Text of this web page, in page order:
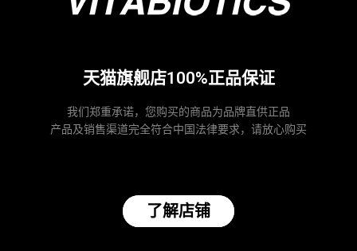
天猫旗舰店100%正品保证
我们郑重承诺，您购买的商品为品牌直供正品
产品及销售渠道完全符合中国法律要求，请放心购买
了解店铺